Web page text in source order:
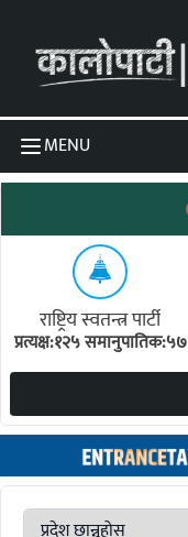
MENU
राष्ट्रिय स्वतन्त्र पार्टी
प्रत्यक्ष:१२५ समानुपातिक:५७